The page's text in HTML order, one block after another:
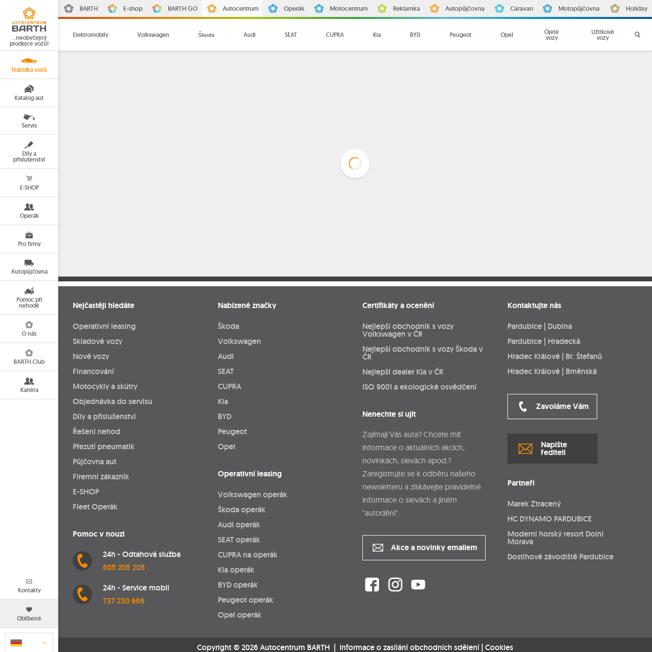
…neobyčejný
prodejce vozů!
Nabídka vozů
Katalog aut
Servis
Díly a
příslušenství
E-SHOP
Operák
Pro firmy
Autopůjčovna
Pomoc při
nehodě
O nás
BARTH Club
Kariéra
Kontakty
Oblíbené
BARTH E-shop BARTH GO Autocentrum Operák Motocentrum Reklamka Autopůjčovna Caravan Motopůjčovna Holiday
Elektromobily Volkswagen Škoda Audi SEAT CUPRA Kia BYD Peugeot Opel
Ojeté
vozy
Užitkové
vozy
Nejčastěji hledáte
Operativní leasing
Skladové vozy
Nové vozy
Financování
Motocykly a skútry
Objednávka do servisu
Díly a příslušenství
Řešení nehod
Přezutí pneumatik
Půjčovna aut
Firemní zákazník
E-SHOP
Fleet Operák
Pomoc v nouzi
24h - Odtahová služba
605 205 205
24h - Service mobil
737 230 666
Nabízené značky
Škoda
Volkswagen
Audi
SEAT
CUPRA
Kia
BYD
Peugeot
Opel
Operativní leasing
Volkswagen operák
Škoda operák
Audi operák
SEAT operák
CUPRA na operák
Kia operák
BYD operák
Peugeot operák
Opel operák
Certifikáty a ocenění
Nejlepší obchodník s vozy
Volkswagen v ČR
Nejlepší obchodník s vozy Škoda v
ČR
Nejlepší dealer Kia v ČR
ISO 9001 a ekologické osvědčení
Nenechte si ujít
Zajímají Vás auta? Chcete mít
informace o aktuálních akcích,
novinkách, slevách apod.?
Zaregistrujte se k odběru našeho
newsletteru a získávejte pravidelné
informace o slevách a jiném
"autodění".
Akce a novinky emailem
Kontaktujte nás
Pardubice | Dubina
Pardubice | Hradecká
Hradec Králové | Br. Štefanů
Hradec Králové | Brněnská
Zavoláme Vám
Napište
řediteli
Partneři
Marek Ztracený
HC DYNAMO PARDUBICE
Moderní horský resort Dolní
Morava
Dostihové závodiště Pardubice
Copyright © 2026 Autocentrum BARTH | Informace o zasílání obchodních sdělení | Cookies